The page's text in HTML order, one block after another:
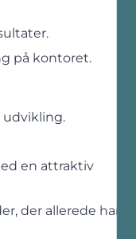
på kontoret.
en attraktiv
der allerede har